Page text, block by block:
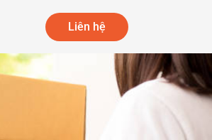
Liên hệ